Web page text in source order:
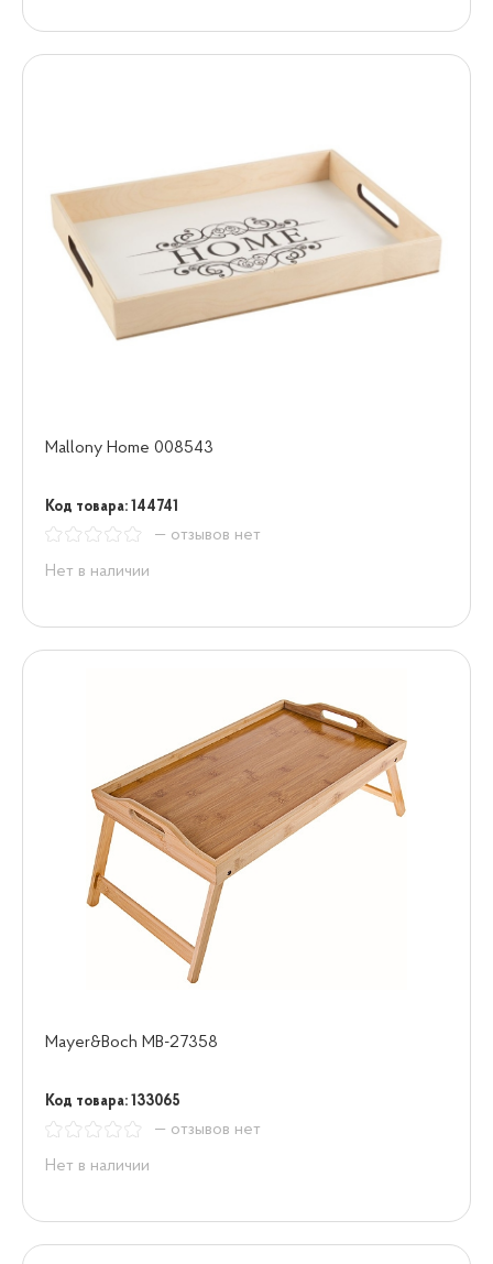
Mallony Home 008543
Код товара: 144741
— отзывов нет
Нет в наличии
Mayer&Boch MB-27358
Код товара: 133065
— отзывов нет
Нет в наличии